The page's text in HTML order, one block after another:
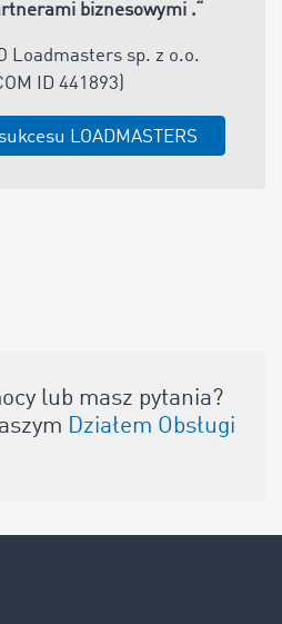
biznesowymi .“
Loadmasters sp. z o.o.
ID 441893)
LOADMASTERS
lub masz pytania?
Działem Obsługi